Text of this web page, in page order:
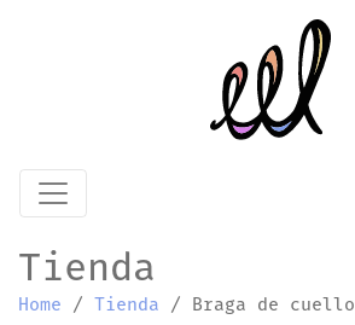
Tienda
Home / Tienda / Braga de cuello